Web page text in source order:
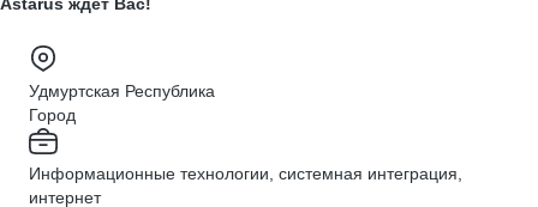
Удмуртская Республика
Город
Информационные технологии, системная интеграция,
интернет